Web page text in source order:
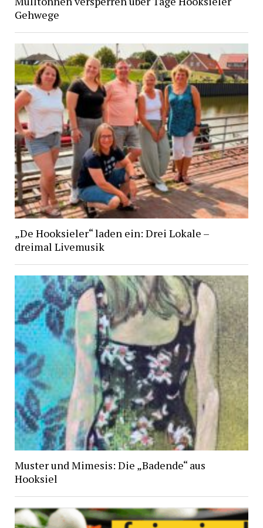
Gehwege
„De Hooksieler“ laden ein: Drei Lokale –
dreimal Livemusik
Muster und Mimesis: Die „Badende“ aus
Hooksiel